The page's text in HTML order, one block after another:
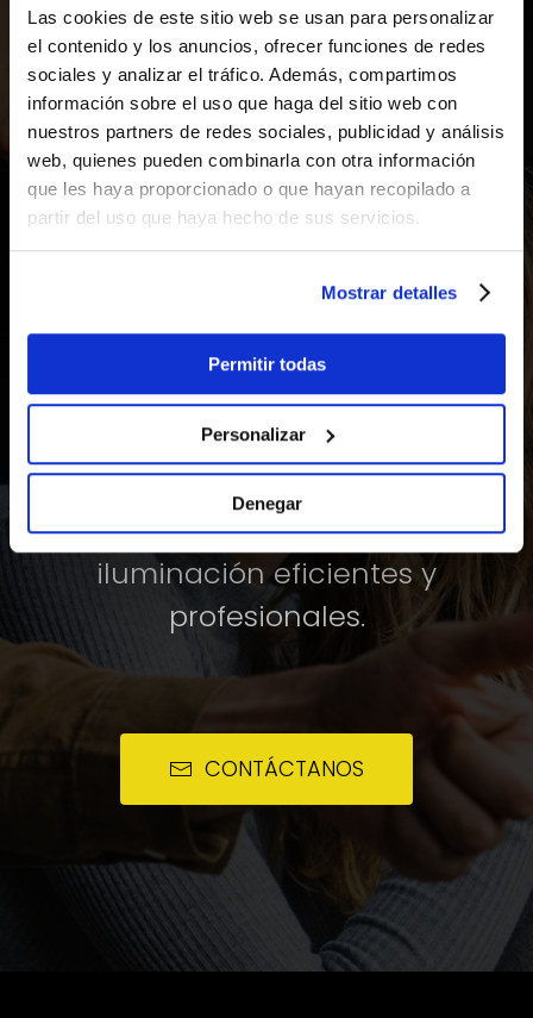
Las cookies de este sitio web se usan para personalizar
el contenido y los anuncios, ofrecer funciones de redes
sociales y analizar el tráfico. Además, compartimos
información sobre el uso que haga del sitio web con
nuestros partners de redes sociales, publicidad y análisis
web, quienes pueden combinarla con otra información
que les haya proporcionado o que hayan recopilado a
partir del uso que haya hecho de sus servicios.
Mostrar detalles
Permitir todas
Personalizar
Denegar
PERFIL ALUMINIO
35×37,5.
DESCUBRE LA LUMINARIA QUE
TRANSFORMA LA LUZ EN UNA
EXPERIENCIA DE DISEÑO Y
EFICIENCIA.
Asesoramiento técnico, estudios
luminotécnicos y soluciones a
medida para proyectos de
iluminación eficientes y
profesionales.
CONTÁCTANOS